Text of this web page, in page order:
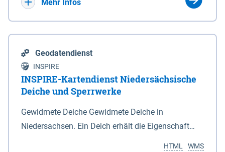
Mehr Infos
Geodatendienst
INSPIRE
INSPIRE-Kartendienst Niedersächsische
Deiche und Sperrwerke
Gewidmete Deiche Gewidmete Deiche in
Niedersachsen. Ein Deich erhält die Eigenschaft
WMS
HTML